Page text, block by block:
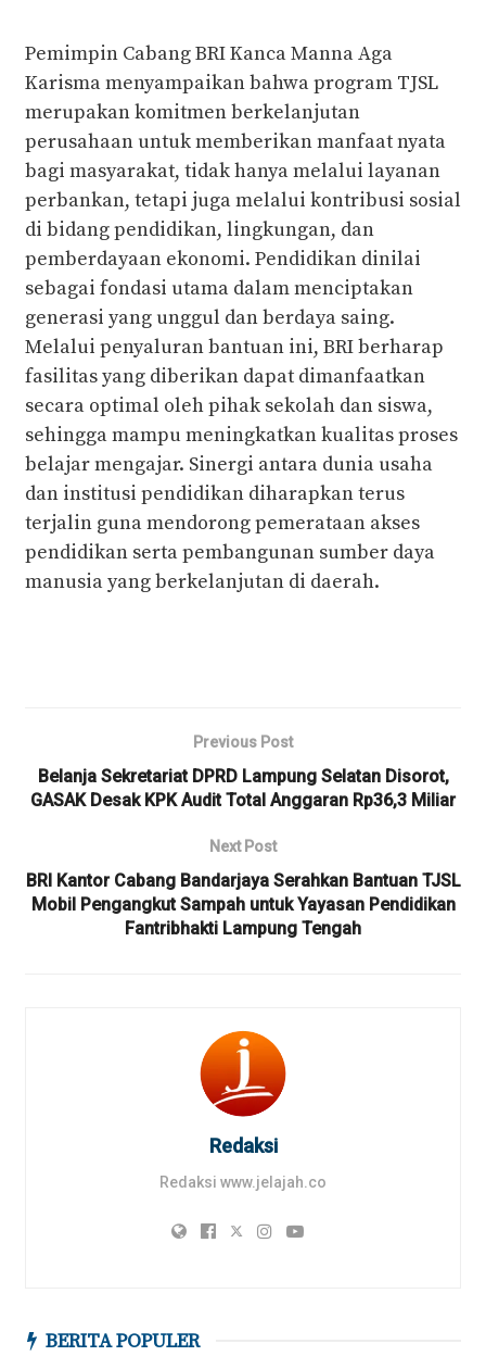
Pemimpin Cabang BRI Kanca Manna Aga
Karisma menyampaikan bahwa program TJSL
merupakan komitmen berkelanjutan
perusahaan untuk memberikan manfaat nyata
bagi masyarakat, tidak hanya melalui layanan
perbankan, tetapi juga melalui kontribusi sosial
di bidang pendidikan, lingkungan, dan
pemberdayaan ekonomi. Pendidikan dinilai
sebagai fondasi utama dalam menciptakan
generasi yang unggul dan berdaya saing.
Melalui penyaluran bantuan ini, BRI berharap
fasilitas yang diberikan dapat dimanfaatkan
secara optimal oleh pihak sekolah dan siswa,
sehingga mampu meningkatkan kualitas proses
belajar mengajar. Sinergi antara dunia usaha
dan institusi pendidikan diharapkan terus
terjalin guna mendorong pemerataan akses
pendidikan serta pembangunan sumber daya
manusia yang berkelanjutan di daerah.
Previous Post
Belanja Sekretariat DPRD Lampung Selatan Disorot,
GASAK Desak KPK Audit Total Anggaran Rp36,3 Miliar
Next Post
BRI Kantor Cabang Bandarjaya Serahkan Bantuan TJSL
Mobil Pengangkut Sampah untuk Yayasan Pendidikan
Fantribhakti Lampung Tengah
Redaksi
Redaksi www.jelajah.co
BERITA POPULER